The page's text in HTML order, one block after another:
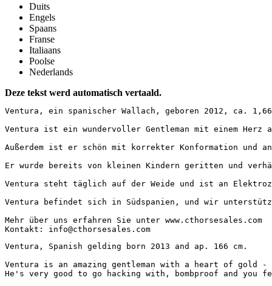
Duits
Engels
Spaans
Franse
Italiaans
Poolse
Nederlands
Deze tekst werd automatisch vertaald.
Ventura, ein spanischer Wallach, geboren 2012, ca.
Ventura ist ein wundervoller Gentleman mit einem
Außerdem ist er schön mit korrekter Konformation und
Er wurde bereits von kleinen Kindern geritten und
Ventura steht täglich auf der Weide und ist an
Ventura befindet sich in Südspanien, und wir
Mehr über uns erfahren Sie unter www.cthorsesales.com
Kontakt: info@cthorsesales.com
Ventura, Spanish gelding born 2013 and ap. 166 cm.
Ventura is an amazing gentleman with a heart of gold
He's very good to go hacking with, bombproof and